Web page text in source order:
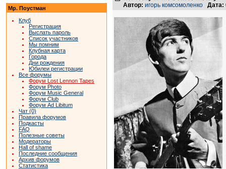
Мр. Поустман
Клуб
Регистрация
Выслать пароль
Список участников
Мы помним
Клубная карта
Города
Дни рождения
Юбилеи регистрации
Все форумы
Форум Lost Lennon Tapes
Форум Photo
Форум Music General
Форум Club
Форум Ad Libitum
Чат (0)
Правила форумов
Подкасты
FAQ
Полезные советы
Модераторы
Hall of shame
Последние сообщения
Архив форумов
Статистика
Автор: игорь комсомоленко Дата: